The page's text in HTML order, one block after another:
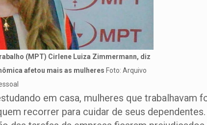
(MPT) Cirlene Luiza Zimmermann, diz
afetou mais as mulheres Foto: Arquivo
em casa, mulheres que trabalhavam
recorrer para cuidar de seus dependentes.